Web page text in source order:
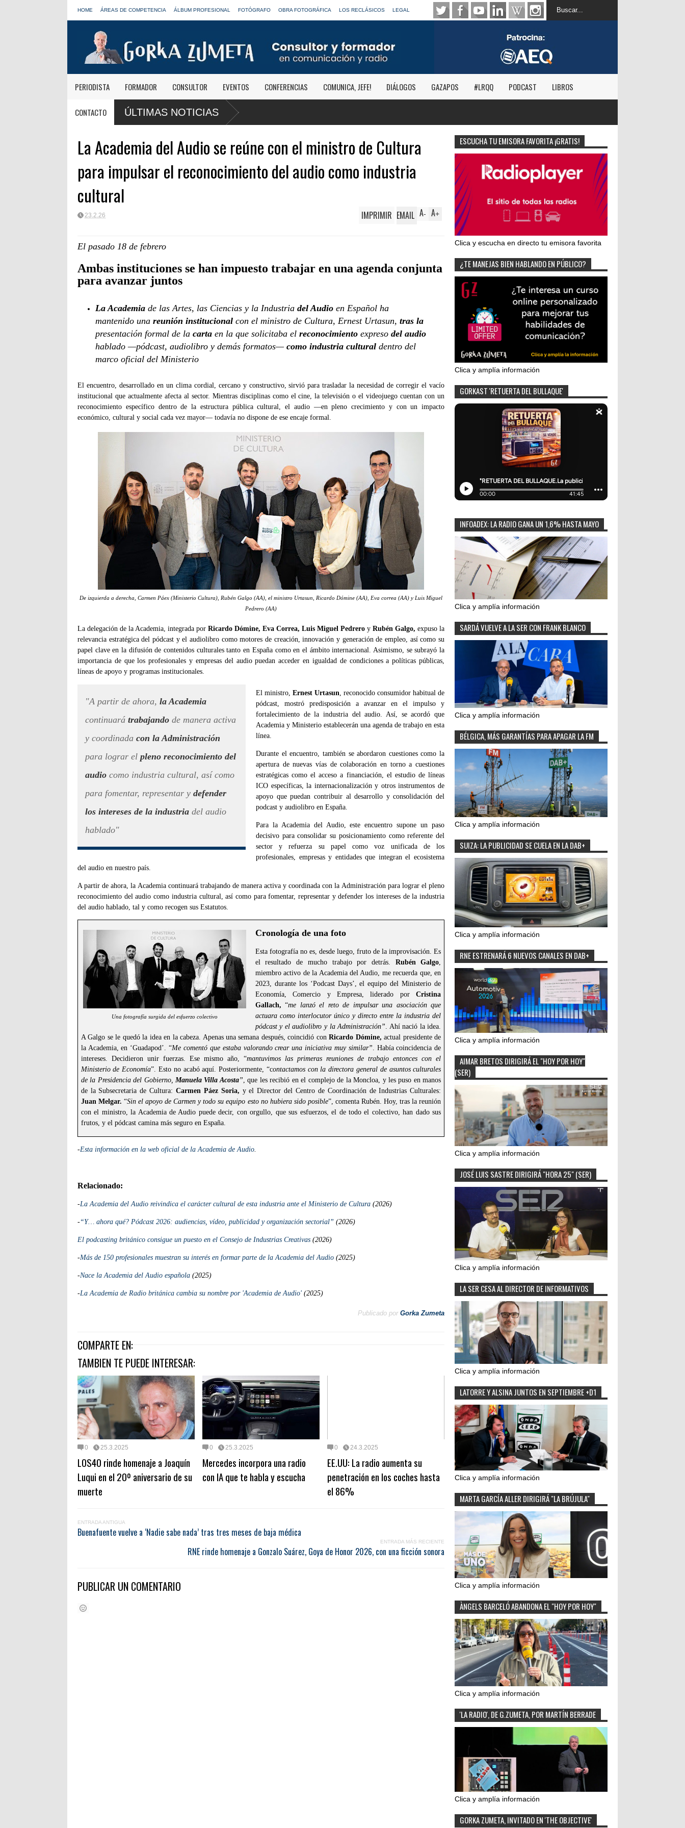
HOME ÁREAS DE COMPETENCIA ÁLBUM PROFESIONAL FOTÓGRAFO OBRA FOTOGRÁFICA LOS RECLÁSICOS LEGAL
PERIODISTA FORMADOR CONSULTOR EVENTOS CONFERENCIAS COMUNICA, JEFE! DIÁLOGOS GAZAPOS #LRQQ PODCAST LIBROS
CONTACTO ÚLTIMAS NOTICIAS
La Academia del Audio se reúne con el ministro de Cultura
para impulsar el reconocimiento del audio como industria
cultural
23.2.26 A+
A-
IMPRIMIR EMAIL
El pasado 18 de febrero
Ambas instituciones se han impuesto trabajar en una agenda conjunta
para avanzar juntos
La Academia de las Artes, las Ciencias y la Industria del Audio en Español ha
mantenido una reunión institucional con el ministro de Cultura, Ernest Urtasun, tras la
presentación formal de la carta en la que solicitaba el reconocimiento expreso del audio
hablado —pódcast, audiolibro y demás formatos— como industria cultural dentro del
marco oficial del Ministerio
El encuentro, desarrollado en un clima cordial, cercano y constructivo, sirvió para trasladar la necesidad de corregir el vacío
institucional que actualmente afecta al sector. Mientras disciplinas como el cine, la televisión o el videojuego cuentan con un
reconocimiento específico dentro de la estructura pública cultural, el audio —en pleno crecimiento y con un impacto
económico, cultural y social cada vez mayor— todavía no dispone de ese encaje formal.
De izquierda a derecha, Carmen Páex (Ministerio Cultura), Rubén Galgo (AA), el ministro Urtasun, Ricardo Dómine (AA), Eva correa (AA) y Luis Miguel
Pedrero (AA)
La delegación de la Academia, integrada por Ricardo Dómine, Eva Correa, Luis Miguel Pedrero y Rubén Galgo, expuso la
relevancia estratégica del pódcast y el audiolibro como motores de creación, innovación y generación de empleo, así como su
papel clave en la difusión de contenidos culturales tanto en España como en el ámbito internacional. Asimismo, se subrayó la
importancia de que los profesionales y empresas del audio puedan acceder en igualdad de condiciones a políticas públicas,
líneas de apoyo y programas institucionales.
"A partir de ahora, la Academia
continuará trabajando de manera activa
y coordinada con la Administración
para lograr el pleno reconocimiento del
audio como industria cultural, así como
para fomentar, representar y defender
los intereses de la industria del audio
hablado"
El ministro, Ernest Urtasun , reconocido consumidor habitual de
pódcast, mostró predisposición a avanzar en el impulso y
fortalecimiento de la industria del audio. Así, se acordó que
Academia y Ministerio establecerán una agenda de trabajo en esta
línea.
Durante el encuentro, también se abordaron cuestiones como la
apertura de nuevas vías de colaboración en torno a cuestiones
estratégicas como el acceso a financiación, el estudio de líneas
ICO específicas, la internacionalización y otros instrumentos de
apoyo que puedan contribuir al desarrollo y consolidación del
podcast y audiolibro en España.
Para la Academia del Audio, este encuentro supone un paso
decisivo para consolidar su posicionamiento como referente del
sector y refuerza su papel como voz unificada de los
profesionales, empresas y entidades que integran el ecosistema
del audio en nuestro país.
A partir de ahora, la Academia continuará trabajando de manera activa y coordinada con la Administración para lograr el pleno
reconocimiento del audio como industria cultural, así como para fomentar, representar y defender los intereses de la industria
del audio hablado, tal y como recogen sus Estatutos.
Una fotografía surgida del esfuerzo colectivo
Cronología de una foto
Esta fotografía no es, desde luego, fruto de la improvisación. Es
el resultado de mucho trabajo por detrás. Rubén Galgo,
miembro activo de la Academia del Audio, me recuerda que, en
2023, durante los ‘Podcast Days’, el equipo del Ministerio de
Economía, Comercio y Empresa, liderado porCristina
Gallach, “me lanzó el reto de impulsar una asociación que
actuara como interlocutor único y directo entre la industria del
pódcast y el audiolibro y la Administración”. Ahí nació la idea.
A Galgo se le quedó la idea en la cabeza. Apenas una semana después, coincidió conRicardo Dómine, actual presidente de
la Academia, en ‘Guadapod’. “Me comentó que estaba valorando crear una iniciativa muy similar”. Había coincidencia de
intereses. Decidieron unir fuerzas. Ese mismo año, “mantuvimos las primeras reuniones de trabajo entonces con el
Ministerio de Economía”. Esto no acabó aquí. Posteriormente, “contactamos con la directora general de asuntos culturales
de la Presidencia del Gobierno, Manuela Villa Acosta”, que les recibió en el complejo de la Moncloa, y les puso en manos
de la Subsecretaria de Cultura: Carmen Páez Soria, y el Director del Centro de Coordinación de Industrias Culturales:
Juan Melgar. “Sin el apoyo de Carmen y todo su equipo esto no hubiera sido posible”, comenta Rubén. Hoy, tras la reunión
con el ministro, la Academia de Audio puede decir, con orgullo, que sus esfuerzos, el de todo el colectivo, han dado sus
frutos, y el pódcast camina más seguro en España.
-Esta información en la web oficial de la Academia de Audio
Relacionado:
-La Academia del Audio reivindica el carácter cultural de esta industria ante el Ministerio de Cultura (2026)
-“Y… ahora qué? Pódcast 2026: audiencias, vídeo, publicidad y organización sectorial” (2026)
El podcasting británico consigue un puesto en el Consejo de Industrias Creativas (2026)
-Más de 150 profesionales muestran su interés en formar parte de la Academia del Audio (2025)
-Nace la Academia del Audio española (2025)
-La Academia de Radio británica cambia su nombre por 'Academia de Audio' (2025)
Publicado por Gorka Zumeta
COMPARTE EN:
TAMBIEN TE PUEDE INTERESAR:
0 25.3.2025
LOS40 rinde homenaje a Joaquín
Luqui en el 20º aniversario de su
muerte
0 25.3.2025
Mercedes incorpora una radio
con IA que te habla y escucha
0 24.3.2025
EE.UU: La radio aumenta su
penetración en los coches hasta
el 86%
ENTRADA ANTIGUA
Buenafuente vuelve a ‘Nadie sabe nada’ tras tres meses de baja médica
ENTRADA MÁS RECIENTE
RNE rinde homenaje a Gonzalo Suárez, Goya de Honor 2026, con una ficción sonora
PUBLICAR UN COMENTARIO
ESCUCHA TU EMISORA FAVORITA ¡GRATIS!
Clica y escucha en directo tu emisora favorita
¿TE MANEJAS BIEN HABLANDO EN PÚBLICO?
Clica y amplía información
GORKAST 'RETUERTA DEL BULLAQUE'
INFOADEX: LA RADIO GANA UN 1,6% HASTA MAYO
Clica y amplía información
SARDÁ VUELVE A LA SER CON FRANK BLANCO
Clica y amplía información
BÉLGICA, MÁS GARANTÍAS PARA APAGAR LA FM
Clica y amplía información
SUIZA: LA PUBLICIDAD SE CUELA EN LA DAB+
Clica y amplía información
RNE ESTRENARÁ 6 NUEVOS CANALES EN DAB+
Clica y amplía información
AIMAR BRETOS DIRIGIRÁ EL "HOY POR HOY"
(SER)
Clica y amplía información
JOSÉ LUIS SASTRE DIRIGIRÁ "HORA 25" (SER)
Clica y amplía información
LA SER CESA AL DIRECTOR DE INFORMATIVOS
Clica y amplía información
LATORRE Y ALSINA JUNTOS EN SEPTIEMBRE +D1
Clica y amplía información
MARTA GARCÍA ALLER DIRIGIRÁ "LA BRÚJULA"
Clica y amplía información
ÀNGELS BARCELÓ ABANDONA EL "HOY POR HOY"
Clica y amplía información
'LA RADIO', DE G.ZUMETA, POR MARTÍN BERRADE
Clica y amplía información
GORKA ZUMETA, INVITADO EN 'THE OBJECTIVE'